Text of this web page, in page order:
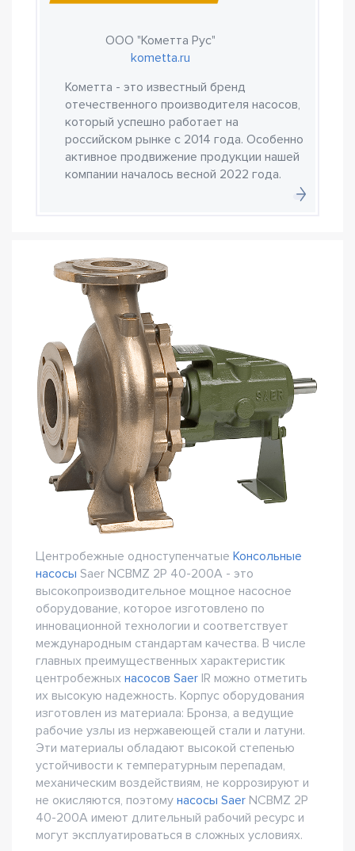
ООО "Кометта Рус"
kometta.ru
Кометта - это известный бренд
отечественного производителя насосов,
который успешно работает на
российском рынке с 2014 года. Особенно
активное продвижение продукции нашей
компании началось весной 2022 года.
Центробежные одноступенчатые Консольные
насосы Saer NCBMZ 2P 40-200A - это
высокопроизводительное мощное насосное
оборудование, которое изготовлено по
инновационной технологии и соответствует
международным стандартам качества. В числе
главных преимущественных характеристик
центробежных насосов Saer IR можно отметить
их высокую надежность. Корпус оборудования
изготовлен из материала: Бронза, а ведущие
рабочие узлы из нержавеющей стали и латуни.
Эти материалы обладают высокой степенью
устойчивости к температурным перепадам,
механическим воздействиям, не коррозируют и
не окисляются, поэтому насосы Saer NCBMZ 2P
40-200A имеют длительный рабочий ресурс и
могут эксплуатироваться в сложных условиях.